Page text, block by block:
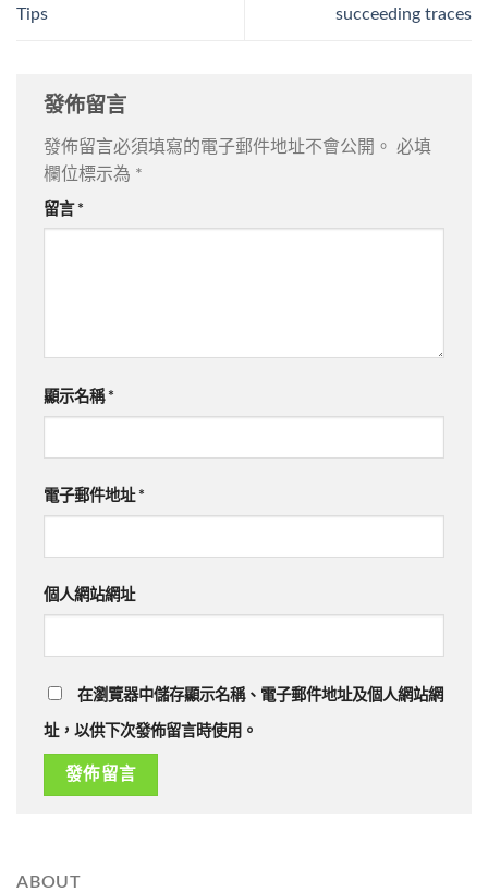
Tips
succeeding traces
發佈留言
發佈留言必須填寫的電子郵件地址不會公開。
必填
欄位標示為 *
留言 *
顯示名稱 *
電子郵件地址 *
個人網站網址
在瀏覽器中儲存顯示名稱、電子郵件地址及個人網站網
址，以供下次發佈留言時使用。
ABOUT